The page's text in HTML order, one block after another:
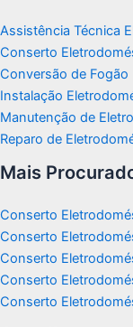
Assistência Técnica
Conserto
Conversão de Fogão
Instalação
Manutenção de
Reparo de
Mais
Conserto
Conserto
Conserto
Conserto
Conserto